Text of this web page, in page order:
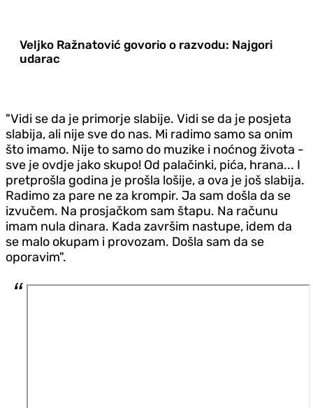
Veljko Ražnatović govorio o razvodu: Najgori
udarac
"Vidi se da je primorje slabije. Vidi se da je posjeta
slabija, ali nije sve do nas. Mi radimo samo sa onim
što imamo. Nije to samo do muzike i noćnog života -
sve je ovdje jako skupo! Od palačinki, pića, hrana... I
pretprošla godina je prošla lošije, a ova je još slabija.
Radimo za pare ne za krompir. Ja sam došla da se
izvučem. Na prosjačkom sam štapu. Na računu
imam nula dinara. Kada završim nastupe, idem da
se malo okupam i provozam. Došla sam da se
oporavim".